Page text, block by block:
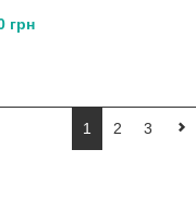
грн
1 2 3